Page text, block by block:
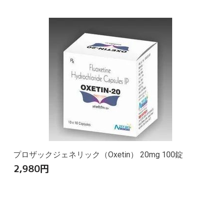
プロザックジェネリック（Oxetin） 20mg 100錠
2,980円